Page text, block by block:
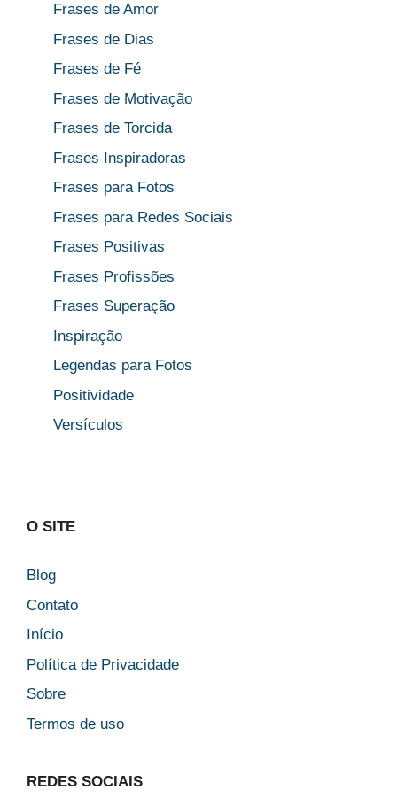
Frases de Amor
Frases de Dias
Frases de Fé
Frases de Motivação
Frases de Torcida
Frases Inspiradoras
Frases para Fotos
Frases para Redes Sociais
Frases Positivas
Frases Profissões
Frases Superação
Inspiração
Legendas para Fotos
Positividade
Versículos
O SITE
Blog
Contato
Início
Política de Privacidade
Sobre
Termos de uso
REDES SOCIAIS